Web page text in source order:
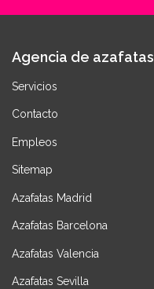
Agencia de azafatas
Servicios
Contacto
Empleos
Sitemap
Azafatas Madrid
Azafatas Barcelona
Azafatas Valencia
Azafatas Sevilla